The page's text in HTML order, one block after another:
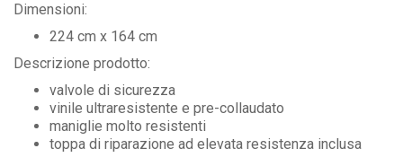
Dimensioni:
224 cm x 164 cm
Descrizione prodotto:
valvole di sicurezza
vinile ultraresistente e pre-collaudato
maniglie molto resistenti
toppa di riparazione ad elevata resistenza inclusa